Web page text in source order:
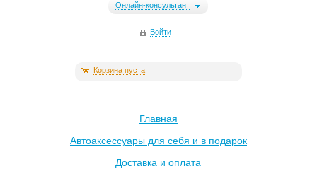
Онлайн-консультант
Войти
Корзина пуста
Главная
Автоаксессуары для себя и в подарок
Доставка и оплата